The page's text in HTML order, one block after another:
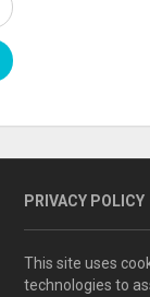
PRIVACY POLICY
This site uses
technologies to